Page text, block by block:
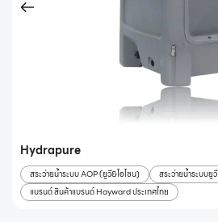
Hydrapure
สระว่ายน้ำระบบ AOP (ยูวี&โอโซน)
สระว่ายน้ำระบบยูวี
แบรนด์ สินค้าแบรนด์ Hayward ประเทศไทย